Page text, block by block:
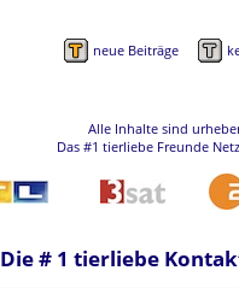
neue Beiträge
Alle Inhalte sind
Das #1 tierliebe Freunde
Die # 1 tierliebe